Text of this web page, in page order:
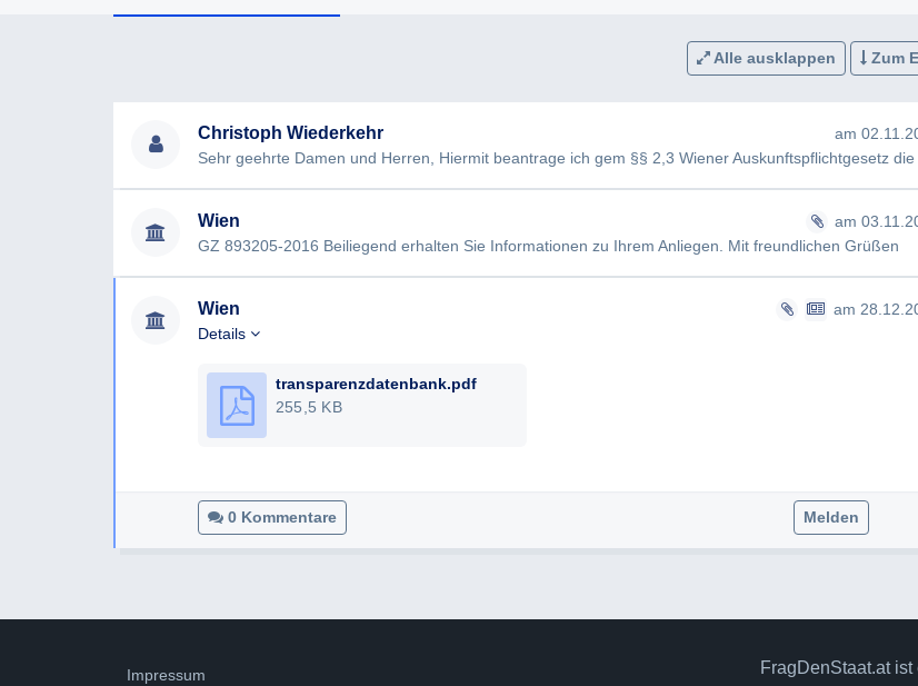
Ich ersuche daher ausdrücklich um Vorlage der oben angesprochenen Studie. Sollte die
Vorlage von Teilen der Studie aufgrund des Datenschutzgesetzes 2000 (DSG) nicht
möglich sein, ersuche ich um Vorlage der Studie unter Schwärzung der entsprechenden
Alle ausklappen Zum
Christoph Wiederkehr
am
Wien
am
GZ 893205-2016 Beiliegend erhalten Sie Informationen zu Ihrem Anliegen. Mit freundlichen Grüßen
Wien
am
Details
transparenzdatenbank.pdf
255,5 KB
0 Kommentare Melden
Impressum FragDenStaat.at